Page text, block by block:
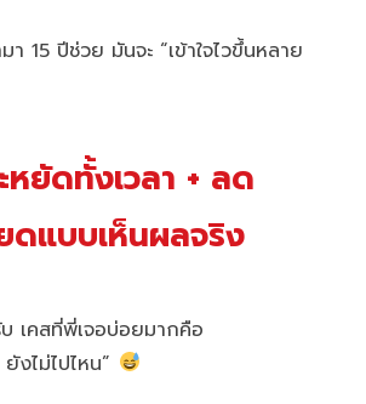
15 ปีช่วย มันจะ “เข้าใจไวขึ้นหลาย
หยัดทั้งเวลา + ลด
ดแบบเห็นผลจริง
เคสที่พี่เจอบ่อยมากคือ
งไม่ไปไหน”